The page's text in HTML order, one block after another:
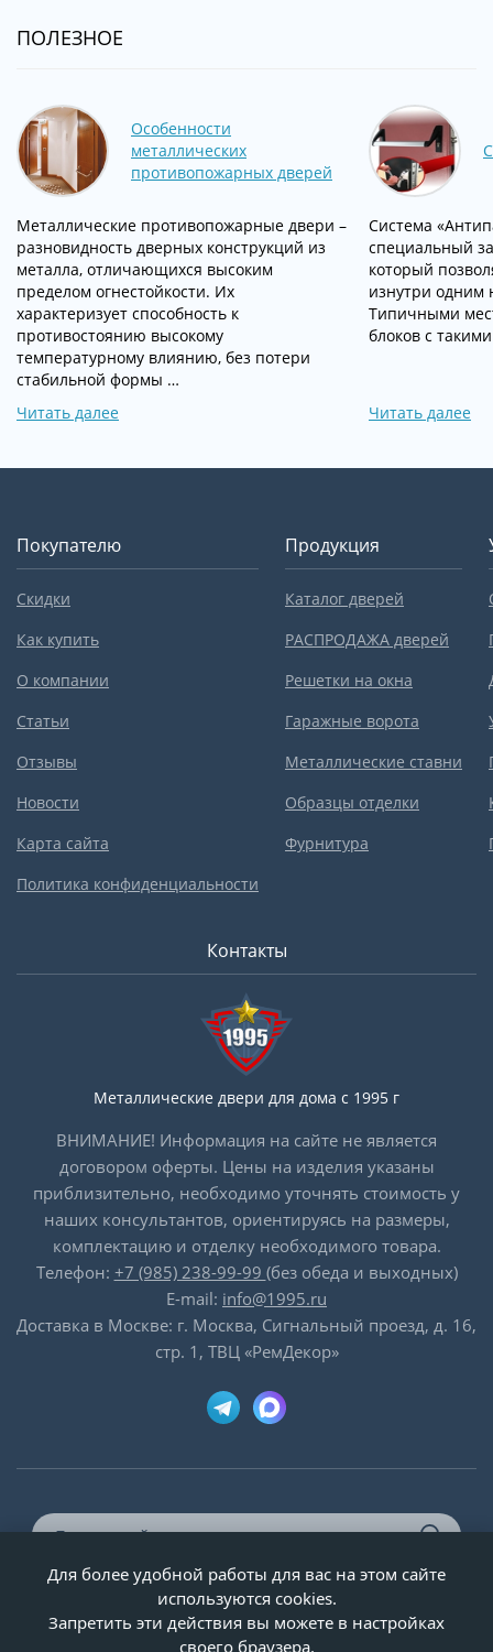
ПОЛЕЗНОЕ
Особенности
металлических
противопожарных дверей
Металлические противопожарные двери –
разновидность дверных конструкций из
металла, отличающихся высоким
пределом огнестойкости. Их
характеризует способность к
противостоянию высокому
температурному влиянию, без потери
стабильной формы …
Читать далее
Система
специальный
который
изнутри одним
Типичными
блоков с
Читать далее
Покупателю
Скидки
Как купить
О компании
Статьи
Отзывы
Новости
Карта сайта
Политика конфиденциальности
Продукция
Каталог дверей
РАСПРОДАЖА дверей
Решетки на окна
Гаражные ворота
Металлические ставни
Образцы отделки
Фурнитура
Контакты
Металлические двери для дома с 1995 г
ВНИМАНИЕ! Информация на сайте не является
договором оферты. Цены на изделия указаны
приблизительно, необходимо уточнять стоимость у
наших консультантов, ориентируясь на размеры,
комплектацию и отделку необходимого товара.
Телефон: +7 (985) 238-99-99 (без обеда и выходных)
E-mail: info@1995.ru
Доставка в Москве: г. Москва, Сигнальный проезд, д. 16,
стр. 1, ТВЦ «РемДекор»
© ООО «Двери-и-точка», ИНН 5020092947, 1995-2026 г.
Для более удобной работы для вас на этом сайте
используются cookies.
Запретить эти действия вы можете в настройках
своего браузера.